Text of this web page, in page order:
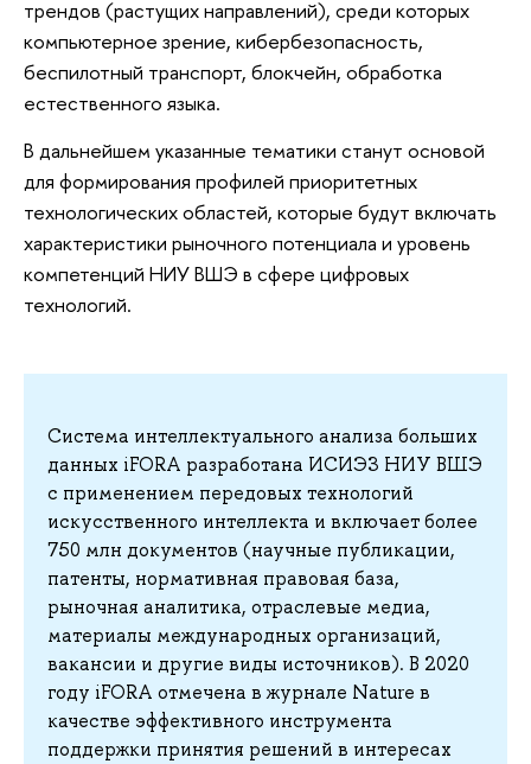
трендов (растущих направлений), среди которых
компьютерное зрение, кибербезопасность,
беспилотный транспорт, блокчейн, обработка
естественного языка.
В дальнейшем указанные тематики станут основой
для формирования профилей приоритетных
технологических областей, которые будут включать
характеристики рыночного потенциала и уровень
компетенций НИУ ВШЭ в сфере цифровых
технологий.
Система интеллектуального анализа больших
данных iFORA разработана ИСИЭЗ НИУ ВШЭ
с применением передовых технологий
искусственного интеллекта и включает более
750 млн документов (научные публикации,
патенты, нормативная правовая база,
рыночная аналитика, отраслевые медиа,
материалы международных организаций,
вакансии и другие виды источников). В 2020
году iFORA отмечена в журнале Nature в
качестве эффективного инструмента
поддержки принятия решений в интересах